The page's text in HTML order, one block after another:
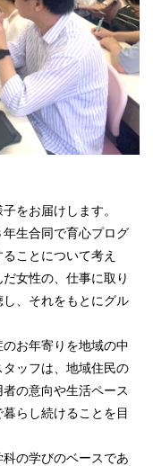
をお届けします。
生合同で育心プログ
ことについて考え
女性の、仕事に取り
、それをもとにグル
お年寄りを地域の中
ッフは、地域住民の
の意向や生活ペース
らし続けることを目
の学びのベースであ